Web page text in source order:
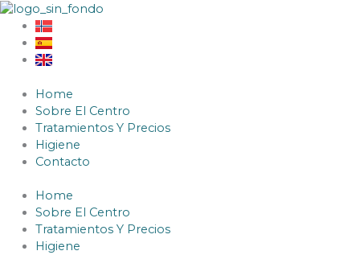
Ir
contenido
Home
Sobre El Centro
Tratamientos Y Precios
Higiene
Contacto
Home
Sobre El Centro
Tratamientos Y Precios
Higiene